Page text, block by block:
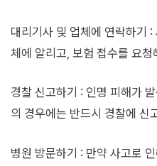
대리기사 및 업체에 연락하기
체에 알리고, 보험 접수를 요청
경찰 신고하기 : 인명 피해가
의 경우에는 반드시 경찰에 신
병원 방문하기 : 만약 사고로